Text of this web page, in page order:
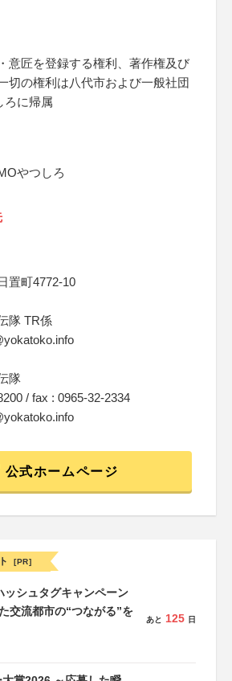
意匠を登録する権利、著作権及び
切の権利は八代市および一般社団
ろに帰属
やつしろ
置町4772-10
隊 TR係
隊
/ fax : 0965-32-2334
公式ホームページ
[PR]
ッシュタグキャンペーン
交流都市の“つながる”を
あと 125 日